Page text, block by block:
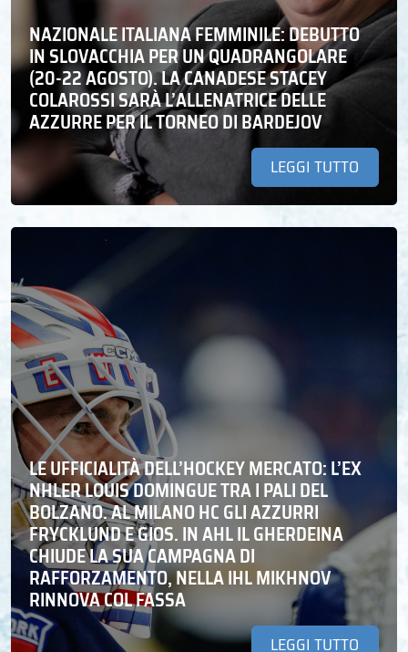
NAZIONALE ITALIANA FEMMINILE: DEBUTTO
IN SLOVACCHIA PER UN QUADRANGOLARE
(20-22 AGOSTO). LA CANADESE STACEY
COLAROSSI SARÀ L’ALLENATRICE DELLE
AZZURRE PER IL TORNEO DI BARDEJOV
LEGGI TUTTO
LE UFFICIALITÀ DELL’HOCKEY MERCATO: L’EX
NHLER LOUIS DOMINGUE TRA I PALI DEL
BOLZANO. AL MILANO HC GLI AZZURRI
FRYCKLUND E GIOS. IN AHL IL GHERDEINA
CHIUDE LA SUA CAMPAGNA DI
RAFFORZAMENTO, NELLA IHL MIKHNOV
RINNOVA COL FASSA
LEGGI TUTTO